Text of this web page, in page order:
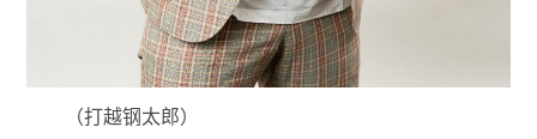
（打越钢太郎）